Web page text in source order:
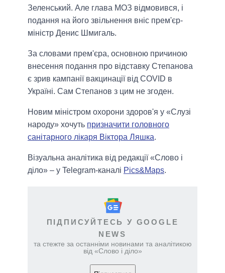
Зеленський. Але глава МОЗ відмовився, і
подання на його звільнення вніс прем'єр-
міністр Денис Шмигаль.
За словами прем'єра, основною причиною
внесення подання про відставку Степанова
є зрив кампанії вакцинації від COVID в
Україні. Сам Степанов з цим не згоден.
Новим міністром охорони здоров'я у «Слузі
народу» хочуть призначити головного
санітарного лікаря Віктора Ляшка.
Візуальна аналітика від редакції «Слово і
діло» – у Telegram-каналі Pics&Maps.
ПІДПИСУЙТЕСЬ У GOOGLE
NEWS
та стежте за останніми новинами та аналітикою
від «Слово і діло»